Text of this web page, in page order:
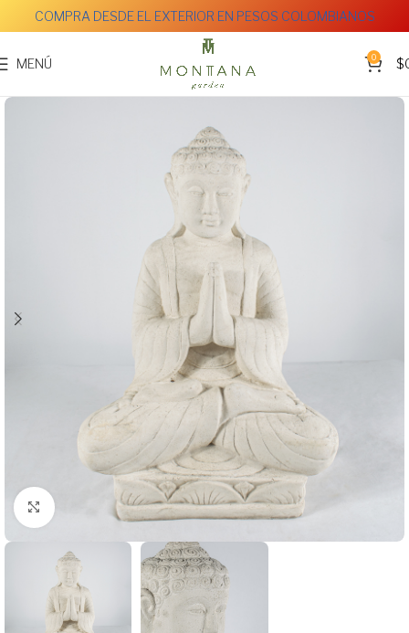
COMPRA DESDE EL EXTERIOR EN PESOS COLOMBIANOS
MENÚ 0 $
Clic para ampliar